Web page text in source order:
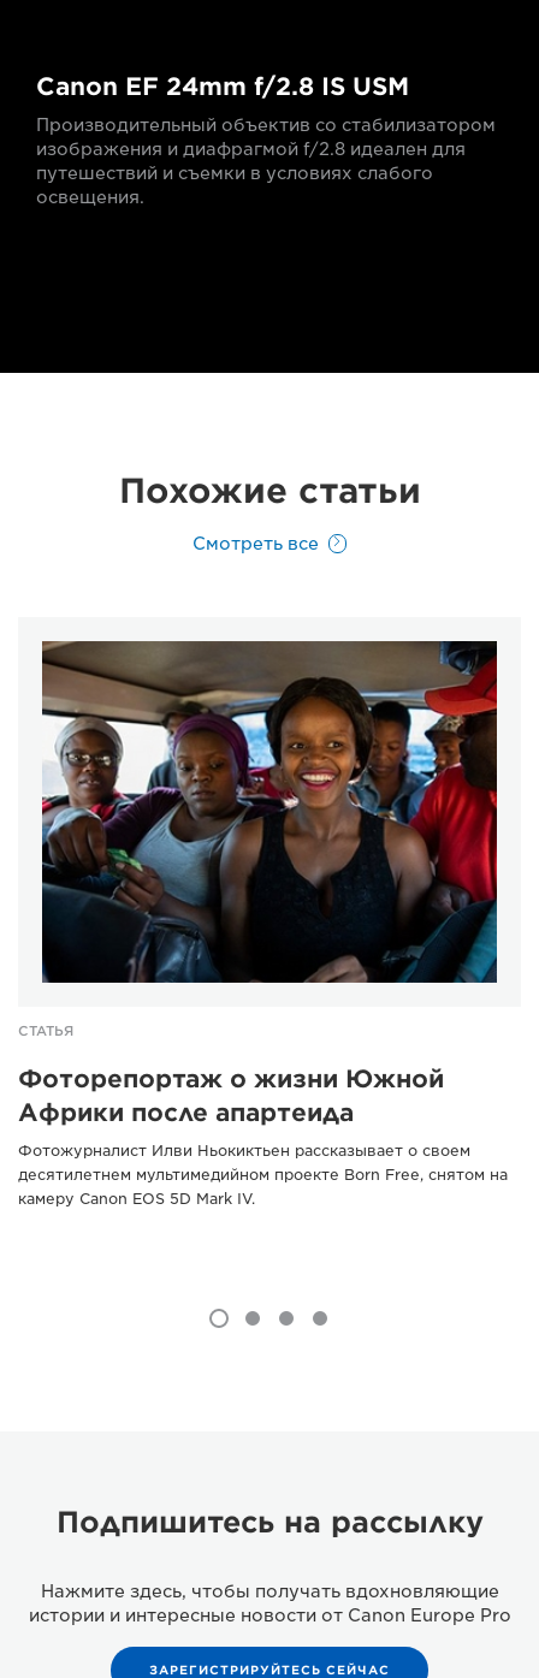
Canon EF 24mm f/2.8 IS USM
Производительный объектив со стабилизатором
изображения и диафрагмой f/2.8 идеален для
путешествий и съемки в условиях слабого
освещения.
Похожие статьи
Смотреть все
СТАТЬЯ
Фоторепортаж о жизни Южной
Африки после апартеида
Фотожурналист Илви Ньокиктьен рассказывает о своем
десятилетнем мультимедийном проекте Born Free, снятом на
камеру Canon EOS 5D Mark IV.
Подпишитесь на рассылку
Нажмите здесь, чтобы получать вдохновляющие
истории и интересные новости от Canon Europe Pro
ЗАРЕГИСТРИРУЙТЕСЬ СЕЙЧАС